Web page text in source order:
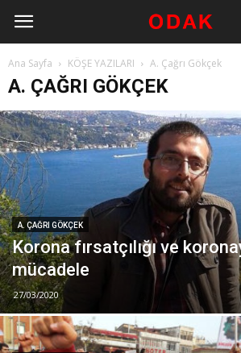
Ana Sayfa KÖŞE YAZILARI A. Çağrı Gökçek
A. ÇAĞRI GÖKÇEK
A. ÇAĞRI GÖKÇEK
Korona fırsatçılığı ve
mücadele
27/03/2020